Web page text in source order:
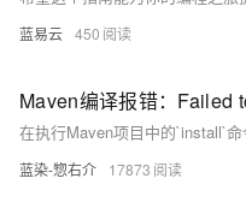
蓝易云 450
蓝染-惣右介 17873